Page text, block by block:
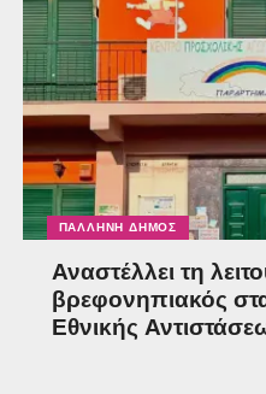
ΠΑΛΛΉΝΗ ΔΉΜΟΣ
Αναστέλλει τη
βρεφονηπιακός
Εθνικής